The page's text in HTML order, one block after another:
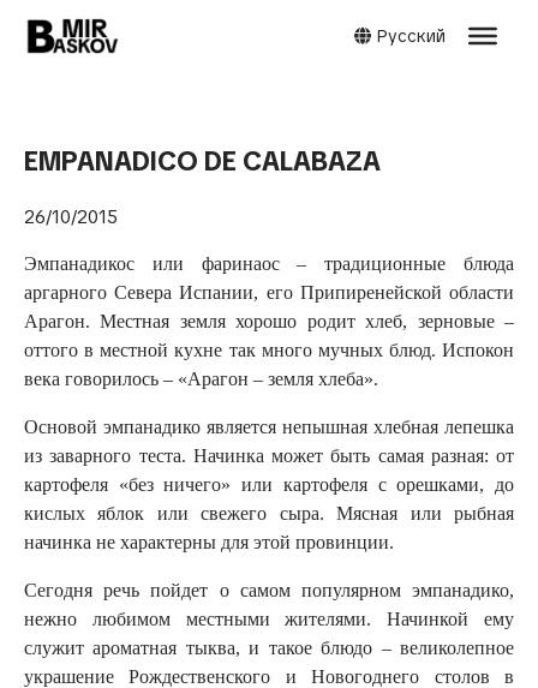
Русский
EMPANADICO DE CALABAZA
26/10/2015
Эмпанадикос или фаринаос – традиционные блюда
аргарного Севера Испании, его Припиренейской области
Арагон. Местная земля хорошо родит хлеб, зерновые –
оттого в местной кухне так много мучных блюд. Испокон
века говорилось – «Арагон – земля хлеба».
Основой эмпанадико является непышная хлебная лепешка
из заварного теста. Начинка может быть самая разная: от
картофеля «без ничего» или картофеля с орешками, до
кислых яблок или свежего сыра. Мясная или рыбная
начинка не характерны для этой провинции.
Сегодня речь пойдет о самом популярном эмпанадико,
нежно любимом местными жителями. Начинкой ему
служит ароматная тыква, и такое блюдо – великолепное
украшение Рождественского и Новогоднего столов в